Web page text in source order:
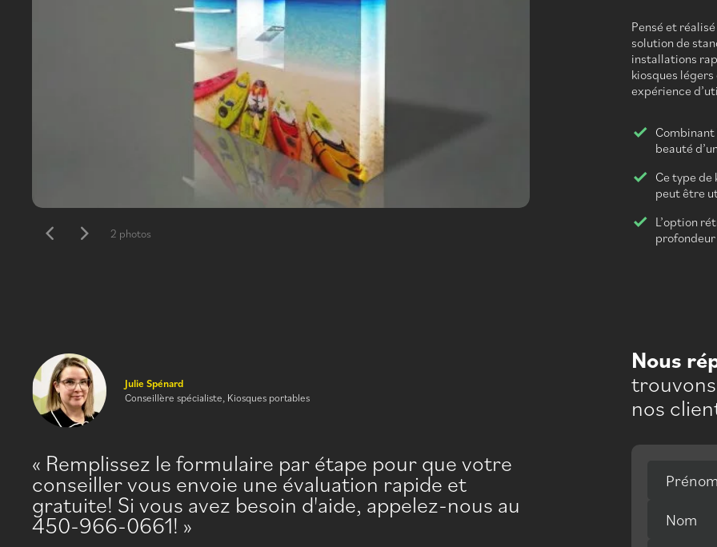
2 photos
Pensé et
solution de
installations
kiosques
expérience
beauté
Ce type
peut être
L’option
profondeur
Remplissez le formulaire par étape pour que votre
conseiller vous envoie une évaluation rapide et
gratuite! Si vous avez besoin d'aide, appelez-nous au
450-966-0661!
Julie Spénard
Conseillère spécialiste, Kiosques portables
Nous
nos
Prénom
Nom